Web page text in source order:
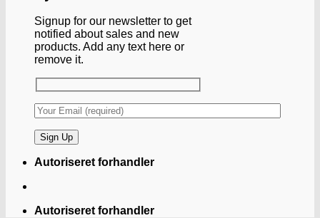
Signup for our newsletter to get
notified about sales and new
products. Add any text here or
remove it.
Autoriseret forhandler
Autoriseret forhandler